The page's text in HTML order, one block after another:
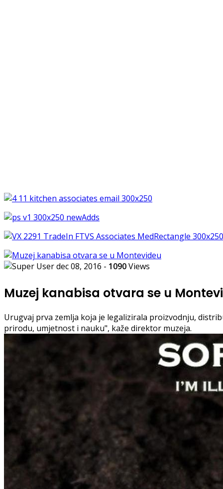
dec 08, 2016 - 1090Views
Muzej kanabisa otvara se u
Urugvaj prva zemlja koja je legalizirala proizvodnju,
prirodu, umjetnost i nauku", kaže direktor muzeja.